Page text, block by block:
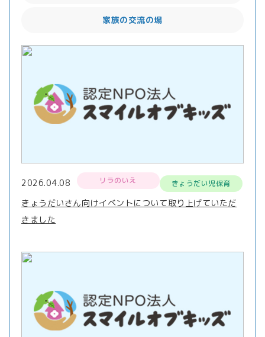
家族の交流の場
2026.04.08 リラのいえ きょうだい児保育
きょうだいさん向けイベントについて取り上げていただ
きました